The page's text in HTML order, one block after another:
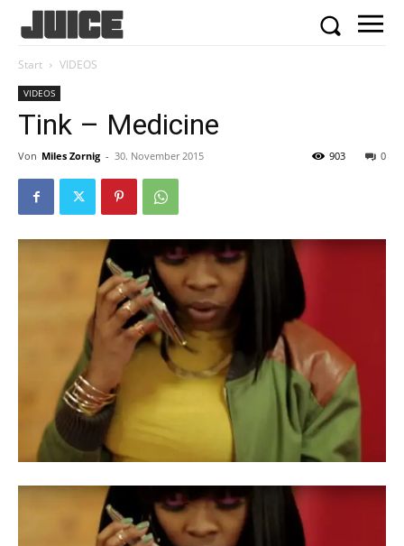
Start VIDEOS
VIDEOS
Tink – Medicine
Von Miles Zornig - 30. November 2015 0
903